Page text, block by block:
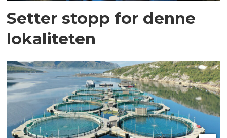
Setter stopp for denne
lokaliteten